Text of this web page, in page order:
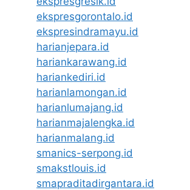
ekspresgorontalo.id
ekspresindramayu.id
harianjepara.id
hariankarawang.id
hariankediri.id
harianlamongan.id
harianlumajang.id
harianmajalengka.id
harianmalang.id
smanics-serpong.id
smakstlouis.id
smapraditadirgantara.id